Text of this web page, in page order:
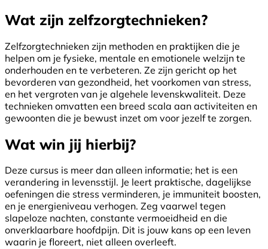
Wat zijn zelfzorgtechnieken?
Zelfzorgtechnieken zijn methoden en praktijken die je
helpen om je fysieke, mentale en emotionele welzijn te
onderhouden en te verbeteren. Ze zijn gericht op het
bevorderen van gezondheid, het voorkomen van stress,
en het vergroten van je algehele levenskwaliteit. Deze
technieken omvatten een breed scala aan activiteiten en
gewoonten die je bewust inzet om voor jezelf te zorgen.
Wat win jij hierbij?
Deze cursus is meer dan alleen informatie; het is een
verandering in levensstijl. Je leert praktische, dagelijkse
oefeningen die stress verminderen, je immuniteit boosten,
en je energieniveau verhogen. Zeg vaarwel tegen
slapeloze nachten, constante vermoeidheid en die
onverklaarbare hoofdpijn. Dit is jouw kans op een leven
waarin je floreert, niet alleen overleeft.